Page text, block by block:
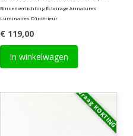
Binnenverlichting Éclairage Armatures
Luminaires D'intérieur
€ 119,00
In winkelwagen
Vraag KORTING